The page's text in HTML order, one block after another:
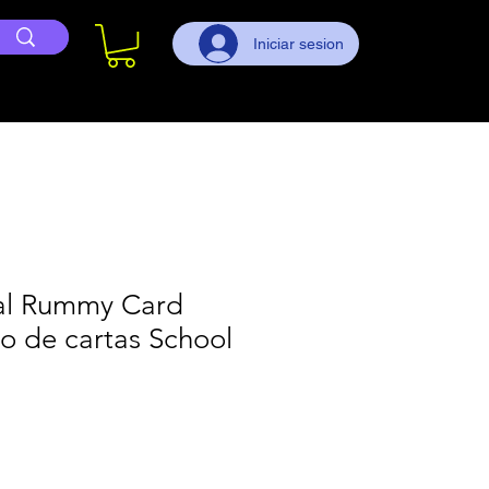
Iniciar sesion
Rummy Card
de cartas School